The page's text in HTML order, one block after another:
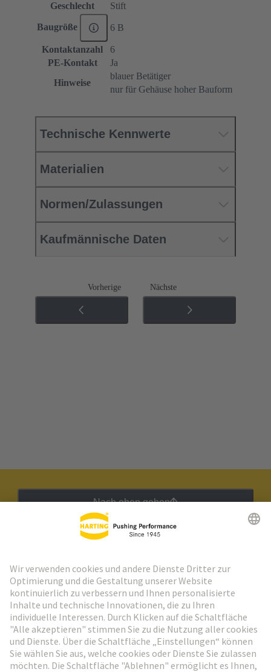
Geschlecht
Stift
Baugröße 6 B
Kontaktanzahl
6
PE-Kontakt
Ja
Hinweise
blauer Betätiger
nur für Gehäuse hoher Bauform
Technische Kennwerte
Materialien
Normen/Zulassungen
Kaufmännische Daten
Vorherige Nächste
Nach oben gehen
Weiter zur Anmeldung
Social Media